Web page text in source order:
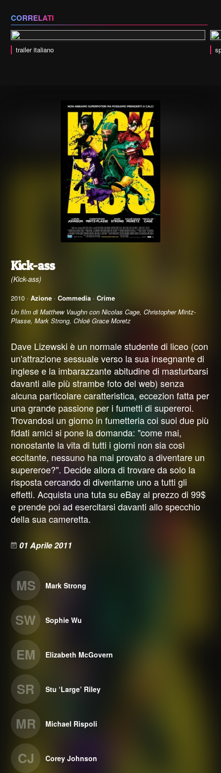
CORRELATI
trailer italiano
Kick-ass
(Kick-ass)
2010 · Azione ·Commedia ·Crime
Un film di Matthew Vaughn con Nicolas Cage, Christopher Mintz-
Plasse, Mark Strong, Chloë Grace Moretz
Dave Lizewski è un normale studente di liceo (con
un'attrazione sessuale verso la sua insegnante di
inglese e la imbarazzante abitudine di masturbarsi
davanti alle più strambe foto del web) senza
alcuna particolare caratteristica, eccezion fatta per
una grande passione per i fumetti di supereroi.
Trovandosi un giorno in fumetteria coi suoi due più
fidati amici si pone la domanda: "come mai,
nonostante la vita di tutti i giorni non sia così
eccitante, nessuno ha mai provato a diventare un
supereroe?". Decide allora di trovare da solo la
risposta cercando di diventarne uno a tutti gli
effetti. Acquista una tuta su eBay al prezzo di 99$
e prende poi ad esercitarsi davanti allo specchio
della sua cameretta.
01 Aprile 2011
MS Mark Strong
SW Sophie Wu
EM Elizabeth McGovern
SR Stu ‘Large’ Riley
MR Michael Rispoli
CJ Corey Johnson